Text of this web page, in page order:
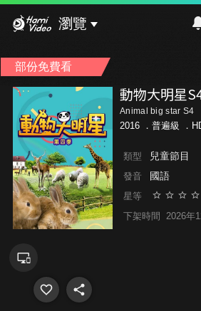
瀏覽
部份免費看
動物大明星
Animal big star S4
2016 ． 普遍級 ．
類型 兒童節目
發音 國語
星等
下架時間 2026年